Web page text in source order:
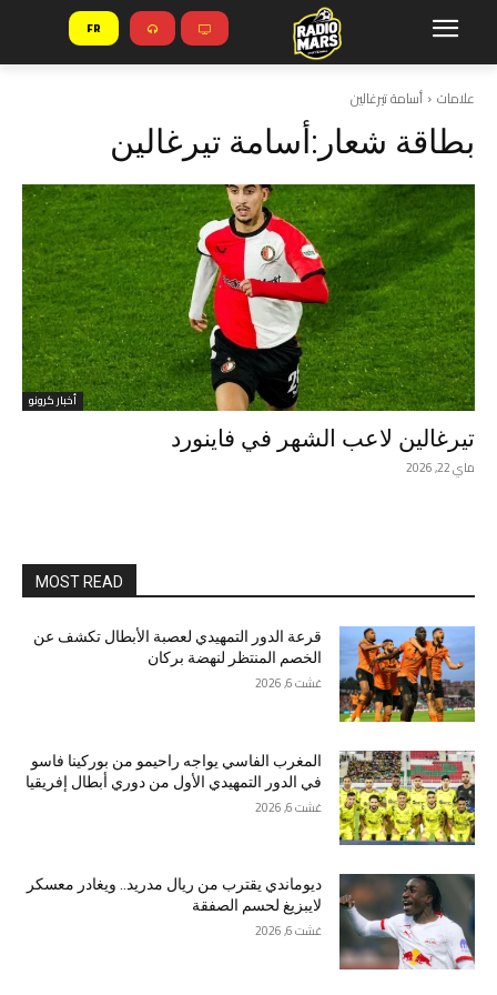
FR
علامات أسامة تيرغالين
بطاقة شعار:أسامة تيرغالين
أخبار كرونو
تيرغالين لاعب الشهر في فاينورد
ماي 22, 2026
MOST READ
قرعة الدور التمهيدي لعصبة الأبطال تكشف عن
الخصم المنتظر لنهضة بركان
غشت 6, 2026
المغرب الفاسي يواجه راحيمو من بوركينا فاسو
في الدور التمهيدي الأول من دوري أبطال إفريقيا
غشت 6, 2026
ديوماندي يقترب من ريال مدريد.. ويغادر معسكر
لايبزيغ لحسم الصفقة
غشت 6, 2026